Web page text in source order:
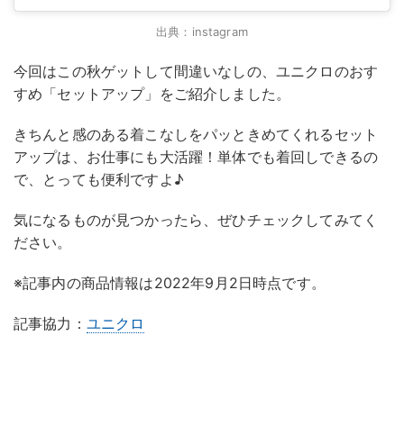
出典：instagram
今回はこの秋ゲットして間違いなしの、ユニクロのおす
すめ「セットアップ」をご紹介しました。
きちんと感のある着こなしをパッときめてくれるセット
アップは、お仕事にも大活躍！単体でも着回しできるの
で、とっても便利ですよ♪
気になるものが見つかったら、ぜひチェックしてみてく
ださい。
※記事内の商品情報は2022年9月2日時点です。
記事協力： ユニクロ